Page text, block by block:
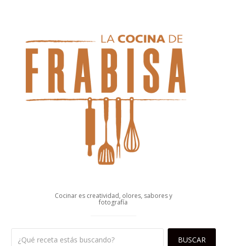
Cocinar es creatividad, olores, sabores y
fotografía